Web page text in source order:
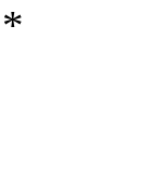
*